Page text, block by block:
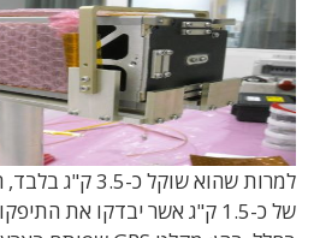
למרות שהוא שוקל
של כ-1.5 ק"ג אשר יבדקו את